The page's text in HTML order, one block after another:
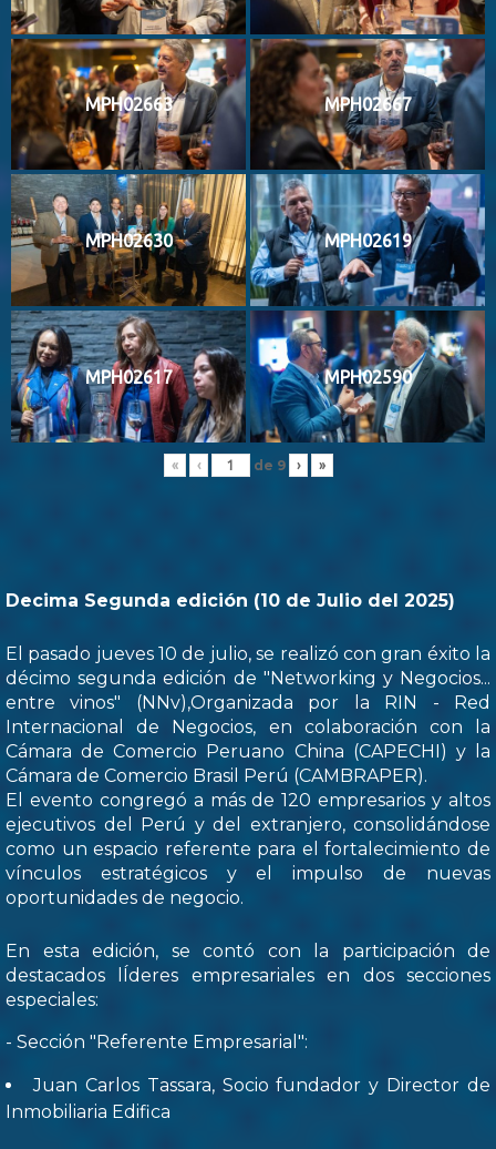
MPH02663 MPH02667
MPH02630 MPH02619
MPH02617 MPH02590
« ‹ de 9 › »
Decima Segunda edición (10 de Julio del 2025)
El pasado jueves 10 de julio, se realizó con gran éxito la
décimo segunda edición de "Networking y Negocios...
entre vinos" (NNv),Organizada por la RIN - Red
Internacional de Negocios, en colaboración con la
Cámara de Comercio Peruano China (CAPECHI) y la
Cámara de Comercio Brasil Perú (CAMBRAPER).
El evento congregó a más de 120 empresarios y altos
ejecutivos del Perú y del extranjero, consolidándose
como un espacio referente para el fortalecimiento de
vínculos estratégicos y el impulso de nuevas
oportunidades de negocio.
En esta edición, se contó con la participación de
destacados lÍderes empresariales en dos secciones
especiales:
- Sección "Referente Empresarial":
Juan Carlos Tassara, Socio fundador y Director de
Inmobiliaria Edifica